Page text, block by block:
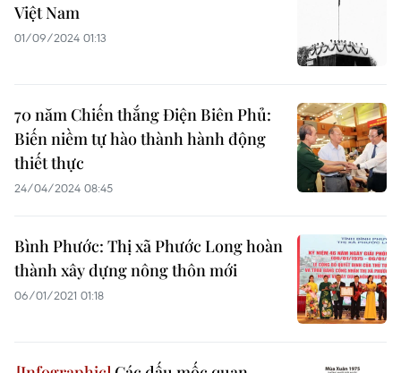
Việt Nam
01/09/2024 01:13
70 năm Chiến thắng Điện Biên Phủ:
Biến niềm tự hào thành hành động
thiết thực
24/04/2024 08:45
Bình Phước: Thị xã Phước Long hoàn
thành xây dựng nông thôn mới
06/01/2021 01:18